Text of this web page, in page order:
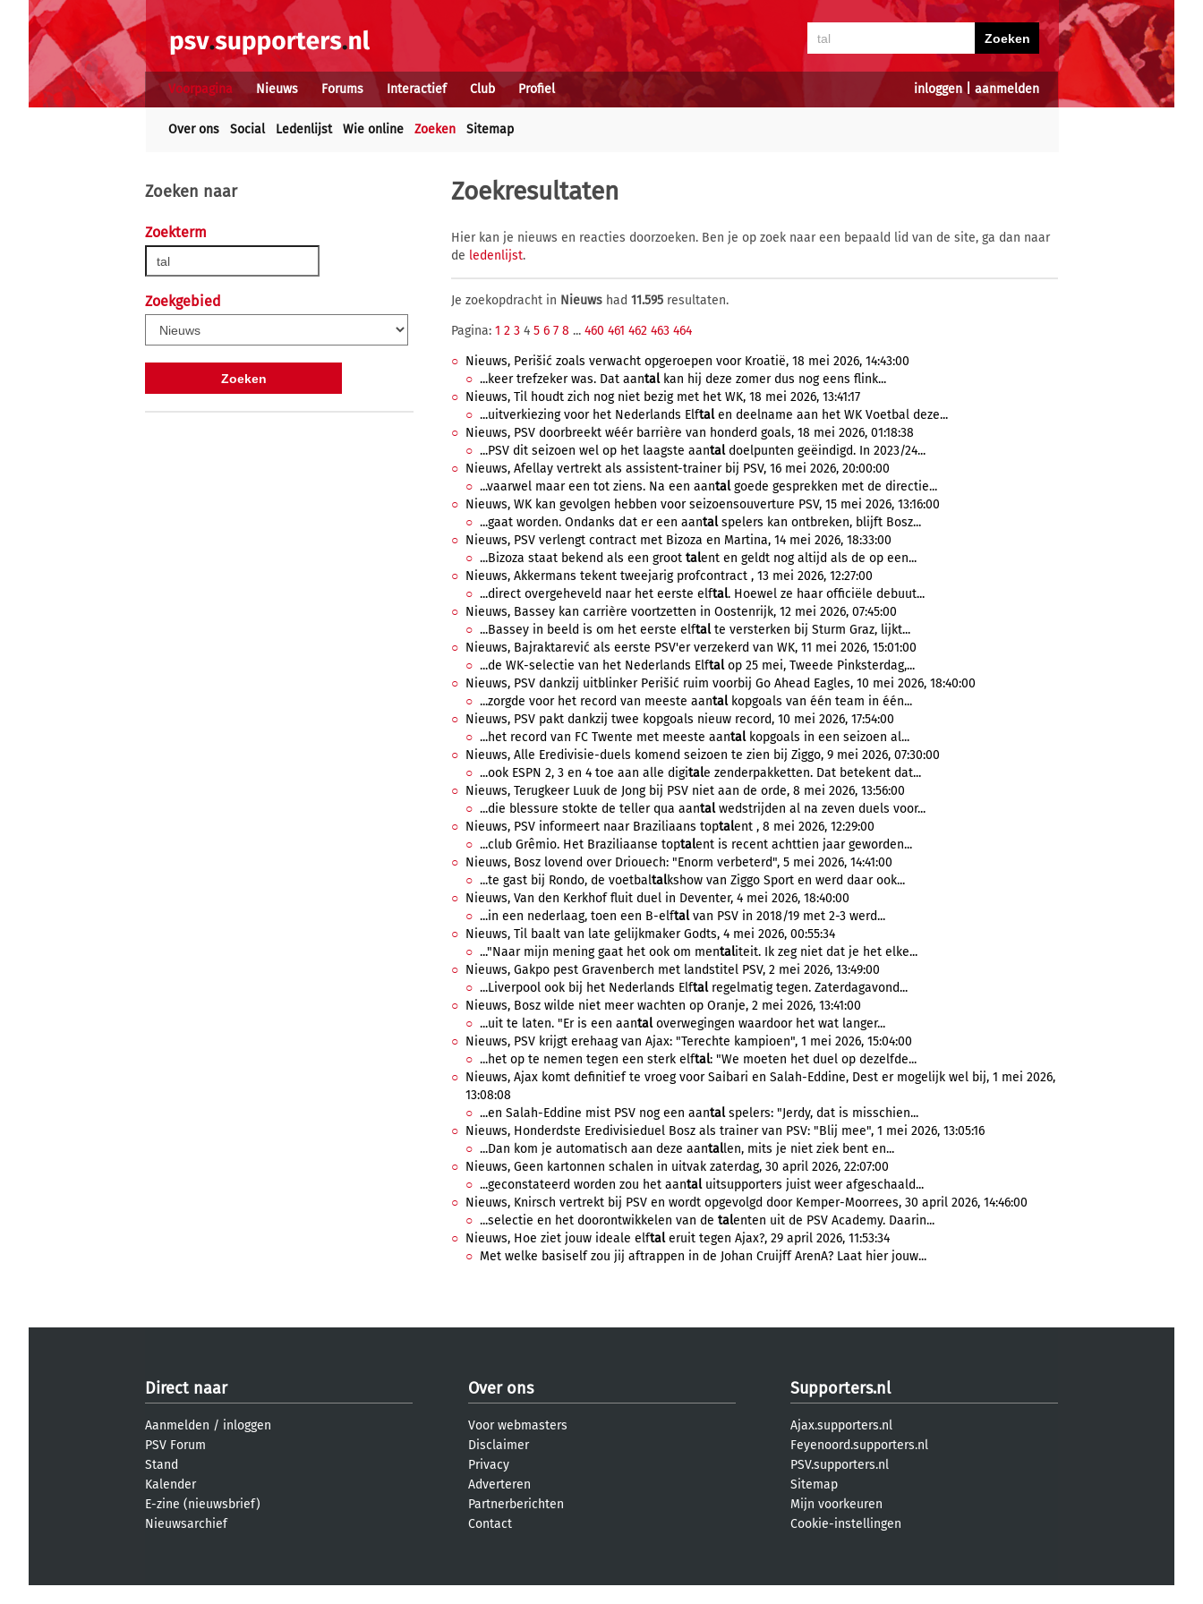
inloggen| aanmelden
Voorpagina Nieuws Forums Interactief Club Profiel
Over ons Social Ledenlijst Wie online Zoeken Sitemap
Zoeken naar
Zoekterm
Zoekgebied
Zoekresultaten
Hier kan je nieuws en reacties doorzoeken. Ben je op zoek naar een bepaald lid van de site, ga dan naar
de ledenlijst.
Je zoekopdracht in Nieuws had 11.595 resultaten.
Pagina: 1 2 3 4 5 6 7 8 ... 460 461 462 463 464
Nieuws, Perišić zoals verwacht opgeroepen voor Kroatië, 18 mei 2026, 14:43:00
...keer trefzeker was. Dat aantalkan hij deze zomer dus nog eens flink...
Nieuws, Til houdt zich nog niet bezig met het WK, 18 mei 2026, 13:41:17
...uitverkiezing voor het Nederlands Elftalen deelname aan het WK Voetbal deze...
Nieuws, PSV doorbreekt wéér barrière van honderd goals, 18 mei 2026, 01:18:38
...PSV dit seizoen wel op het laagste aantaldoelpunten geëindigd. In 2023/24...
Nieuws, Afellay vertrekt als assistent-trainer bij PSV, 16 mei 2026, 20:00:00
...vaarwel maar een tot ziens. Na een aantalgoede gesprekken met de directie...
Nieuws, WK kan gevolgen hebben voor seizoensouverture PSV, 15 mei 2026, 13:16:00
...gaat worden. Ondanks dat er een aantalspelers kan ontbreken, blijft Bosz...
Nieuws, PSV verlengt contract met Bizoza en Martina, 14 mei 2026, 18:33:00
...Bizoza staat bekend als een groot talent en geldt nog altijd als de op een...
Nieuws, Akkermans tekent tweejarig profcontract , 13 mei 2026, 12:27:00
...direct overgeheveld naar het eerste elftal. Hoewel ze haar officiële debuut...
Nieuws, Bassey kan carrière voortzetten in Oostenrijk, 12 mei 2026, 07:45:00
...Bassey in beeld is om het eerste elftalte versterken bij Sturm Graz, lijkt...
Nieuws, Bajraktarević als eerste PSV'er verzekerd van WK, 11 mei 2026, 15:01:00
...de WK-selectie van het Nederlands Elftalop 25 mei, Tweede Pinksterdag,...
Nieuws, PSV dankzij uitblinker Perišić ruim voorbij Go Ahead Eagles, 10 mei 2026, 18:40:00
...zorgde voor het record van meeste aantalkopgoals van één team in één...
Nieuws, PSV pakt dankzij twee kopgoals nieuw record, 10 mei 2026, 17:54:00
...het record van FC Twente met meeste aantalkopgoals in een seizoen al...
Nieuws, Alle Eredivisie-duels komend seizoen te zien bij Ziggo, 9 mei 2026, 07:30:00
...ook ESPN 2, 3 en 4 toe aan alle digitale zenderpakketten. Dat betekent dat...
Nieuws, Terugkeer Luuk de Jong bij PSV niet aan de orde, 8 mei 2026, 13:56:00
...die blessure stokte de teller qua aantalwedstrijden al na zeven duels voor...
Nieuws, PSV informeert naar Braziliaans toptalent , 8 mei 2026, 12:29:00
...club Grêmio. Het Braziliaanse toptalent is recent achttien jaar geworden...
Nieuws, Bosz lovend over Driouech: "Enorm verbeterd", 5 mei 2026, 14:41:00
...te gast bij Rondo, de voetbaltalkshow van Ziggo Sport en werd daar ook...
Nieuws, Van den Kerkhof fluit duel in Deventer, 4 mei 2026, 18:40:00
...in een nederlaag, toen een B-elftalvan PSV in 2018/19 met 2-3 werd...
Nieuws, Til baalt van late gelijkmaker Godts, 4 mei 2026, 00:55:34
..."Naar mijn mening gaat het ook om mentaliteit. Ik zeg niet dat je het elke...
Nieuws, Gakpo pest Gravenberch met landstitel PSV, 2 mei 2026, 13:49:00
...Liverpool ook bij het Nederlands Elftalregelmatig tegen. Zaterdagavond...
Nieuws, Bosz wilde niet meer wachten op Oranje, 2 mei 2026, 13:41:00
...uit te laten. "Er is een aantaloverwegingen waardoor het wat langer...
Nieuws, PSV krijgt erehaag van Ajax: "Terechte kampioen", 1 mei 2026, 15:04:00
...het op te nemen tegen een sterk elftal: "We moeten het duel op dezelfde...
Nieuws, Ajax komt definitief te vroeg voor Saibari en Salah-Eddine, Dest er mogelijk wel bij, 1 mei 2026,
13:08:08
...en Salah-Eddine mist PSV nog een aantalspelers: "Jerdy, dat is misschien...
Nieuws, Honderdste Eredivisieduel Bosz als trainer van PSV: "Blij mee", 1 mei 2026, 13:05:16
...Dan kom je automatisch aan deze aantallen, mits je niet ziek bent en...
Nieuws, Geen kartonnen schalen in uitvak zaterdag, 30 april 2026, 22:07:00
...geconstateerd worden zou het aantaluitsupporters juist weer afgeschaald...
Nieuws, Knirsch vertrekt bij PSV en wordt opgevolgd door Kemper-Moorrees, 30 april 2026, 14:46:00
...selectie en het doorontwikkelen van de talenten uit de PSV Academy. Daarin...
Nieuws, Hoe ziet jouw ideale elftaleruit tegen Ajax?, 29 april 2026, 11:53:34
Met welke basiself zou jij aftrappen in de Johan Cruijff ArenA? Laat hier jouw...
Direct naar
Aanmelden / inloggen
PSV Forum
Stand
Kalender
E-zine (nieuwsbrief)
Nieuwsarchief
Over ons
Voor webmasters
Disclaimer
Privacy
Adverteren
Partnerberichten
Contact
Supporters.nl
Ajax.supporters.nl
Feyenoord.supporters.nl
PSV.supporters.nl
Sitemap
Mijn voorkeuren
Cookie-instellingen